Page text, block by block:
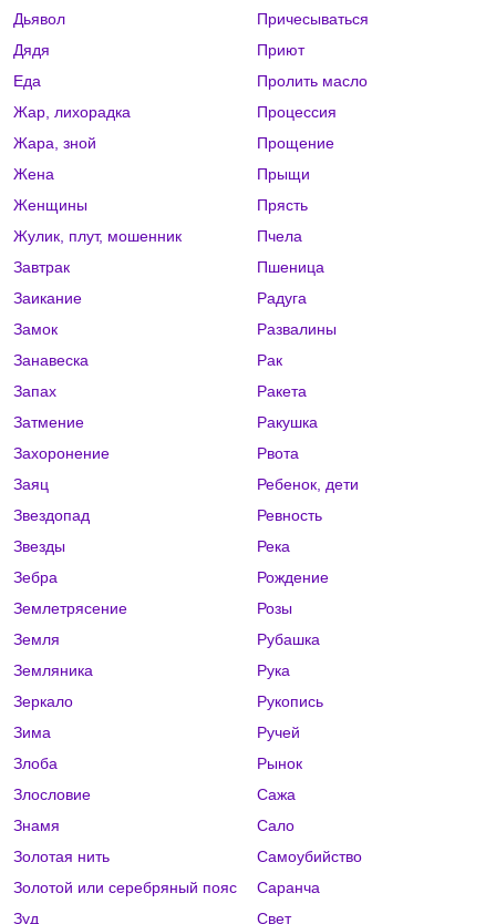
Дьявол
Дядя
Еда
Жар, лихорадка
Жара, зной
Жена
Женщины
Жулик, плут, мошенник
Завтрак
Заикание
Замок
Занавеска
Запах
Затмение
Захоронение
Заяц
Звездопад
Звезды
Зебра
Землетрясение
Земля
Земляника
Зеркало
Зима
Злоба
Злословие
Знамя
Золотая нить
Золотой или серебряный пояс
Зуд
Причесываться
Приют
Пролить масло
Процессия
Прощение
Прыщи
Прясть
Пчела
Пшеница
Радуга
Развалины
Рак
Ракета
Ракушка
Рвота
Ребенок, дети
Ревность
Река
Рождение
Розы
Рубашка
Рука
Рукопись
Ручей
Рынок
Сажа
Сало
Самоубийство
Саранча
Свет